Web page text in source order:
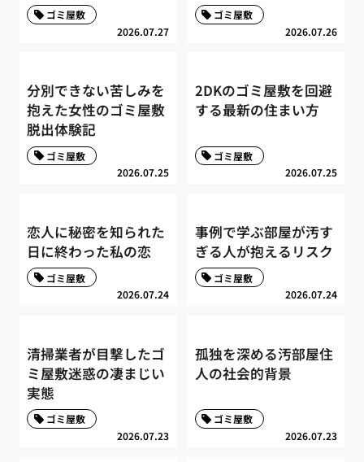
2026.07.27
ゴミ屋敷
2026.07.26
ゴミ屋敷
分別できない苦しみを
抱えた女性のゴミ屋敷
脱出体験記
2026.07.25
ゴミ屋敷
2DKのゴミ屋敷を回避
する最新の住まい方
2026.07.25
ゴミ屋敷
恋人に秘密を知られた
日に終わった私の恋
2026.07.24
ゴミ屋敷
事例で学ぶ部屋が汚す
ぎる人が抱えるリスク
2026.07.24
ゴミ屋敷
清掃業者が目撃したゴ
ミ屋敷迷惑の凄まじい
実態
2026.07.23
ゴミ屋敷
孤独を深める汚部屋住
人の社会的背景
2026.07.23
ゴミ屋敷